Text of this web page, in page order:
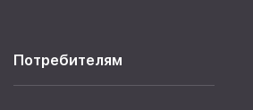
Потребителям